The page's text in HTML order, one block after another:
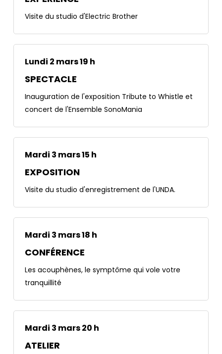
Visite du studio d'Electric Brother
Lundi 2 mars 19 h
SPECTACLE
Inauguration de l'exposition Tribute to Whistle et
concert de l'Ensemble SonoMania
Mardi 3 mars 15 h
EXPOSITION
Visite du studio d'enregistrement de l'UNDA.
Mardi 3 mars 18 h
CONFÉRENCE
Les acouphènes, le symptôme qui vole votre
tranquillité
Mardi 3 mars 20 h
ATELIER